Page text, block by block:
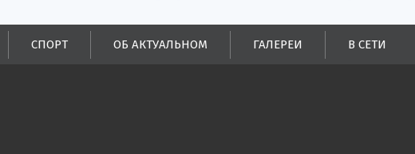
поступлений в
бюджеты всех уровней.
СПОРТ ОБ АКТУАЛЬНОМ ГАЛЕРЕИ В СЕТИ